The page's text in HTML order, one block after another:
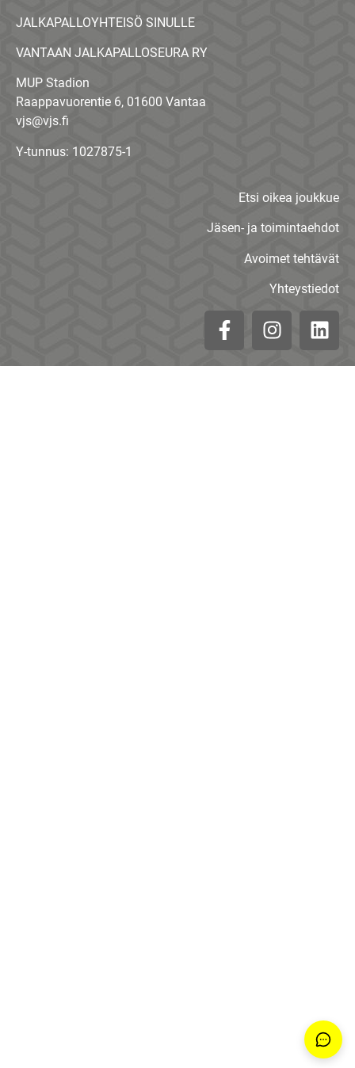
JALKAPALLOYHTEISÖ SINULLE
VANTAAN JALKAPALLOSEURA RY
MUP Stadion
Raappavuorentie 6, 01600 Vantaa
vjs@vjs.fi
Y-tunnus: 1027875-1
Etsi oikea joukkue
Jäsen- ja toimintaehdot
Avoimet tehtävät
Yhteystiedot